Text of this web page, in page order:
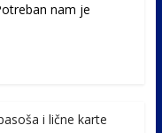
nam je
i lične karte